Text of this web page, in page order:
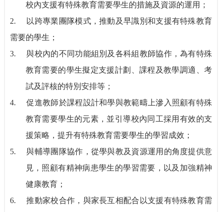
校內支援有特殊教育需要學生的措施及資源的運用；
2.
以跨專業團隊模式，推動及早識別和支援有特殊教育
需要的學生；
3.與校內的不同功能組別及各科組教師協作，為有特殊
教育需要的學生擬定支援計劃、課程及教學調適、考
試及評核的特別安排等；
4.促進教師於課程設計和學與教範疇上滲入照顧有特殊
教育需要學生的元素，並引導校內同工採用有效的支
援策略，提升有特殊教育需要學生的學習成效；
5.與輔導團隊協作，從學與教及資源運用的角度提供意
見，照顧有精神病患學生的學習需要，以及加強精神
健康教育；
6.推動家校合作，與家長互相配合以支援有特殊教育需